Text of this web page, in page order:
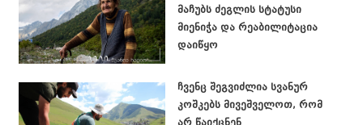
მაჩუბს ძეგლის სტატუსი
მიენიჭა და რეაბილიტაცია
დაიწყო
ჩვენც შეგვიძლია სვანურ
კოშკებს მივეშველოთ, რომ
არ წაიქცნენ